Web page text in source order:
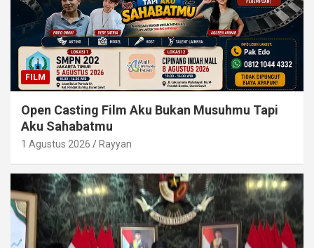
FILM
Open Casting Film Aku Bukan Musuhmu Tapi
Aku Sahabatmu
1 Agustus 2026 Rayyan